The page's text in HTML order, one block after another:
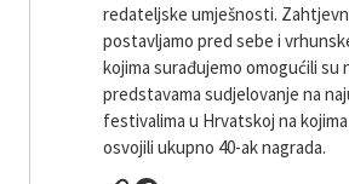
redateljske umješnosti.
postavljamo pred sebe i
kojima surađujemo omogućili su
predstavama sudjelovanje na
festivalima u Hrvatskoj na
osvojili ukupno 40-ak nagrada.